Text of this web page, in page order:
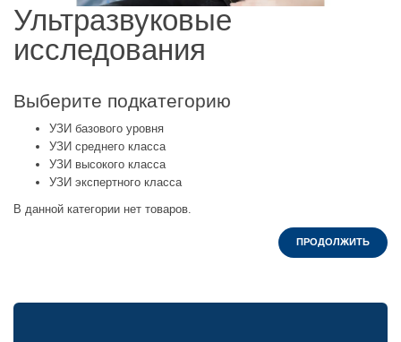
Ультразвуковые
исследования
Выберите подкатегорию
УЗИ базового уровня
УЗИ среднего класса
УЗИ высокого класса
УЗИ экспертного класса
В данной категории нет товаров.
ПРОДОЛЖИТЬ